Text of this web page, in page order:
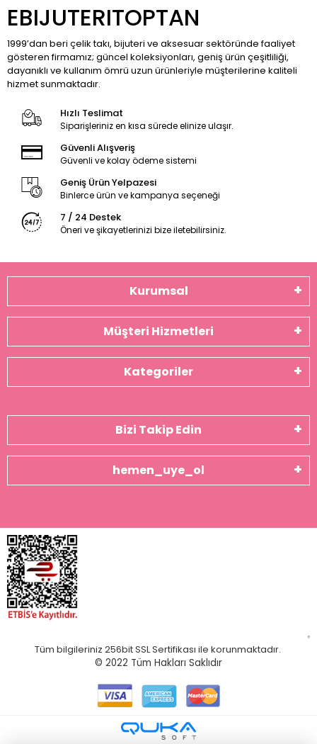
EBIJUTERITOPTAN
1999’dan beri çelik takı, bijuteri ve aksesuar sektöründe faaliyet
gösteren firmamız; güncel koleksiyonları, geniş ürün çeşitliliği,
dayanıklı ve kullanım ömrü uzun ürünleriyle müşterilerine kaliteli
hizmet sunmaktadır.
Hızlı Teslimat
Siparişleriniz en kısa sürede elinize ulaşır.
Güvenli Alışveriş
Güvenli ve kolay ödeme sistemi
Geniş Ürün Yelpazesi
Binlerce ürün ve kampanya seçeneği
7 / 24 Destek
Öneri ve şikayetlerinizi bize iletebilirsiniz.
Kurumsal
Müşteri Hizmetleri
Kategoriler
Bizi Takip Edin
hemen_uye_ol
Tüm bilgileriniz 256bit SSL Sertifikası ile korunmaktadır.
© 2022 Tüm Hakları Saklıdır